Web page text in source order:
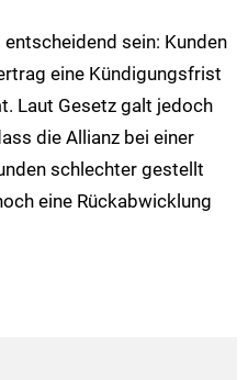
sein: Kunden
eine Kündigungsfrist
Laut Gesetz galt jedoch
die Allianz bei einer
schlechter gestellt
eine Rückabwicklung